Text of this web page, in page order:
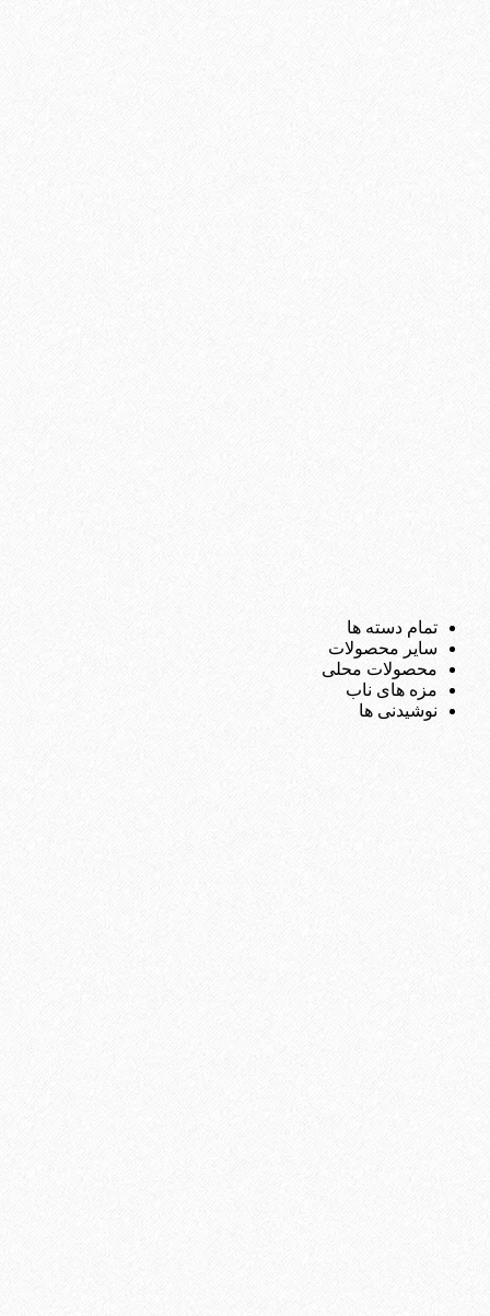
تمام دسته ها
سایر محصولات
محصولات محلی
مزه های ناب
نوشیدنی ها